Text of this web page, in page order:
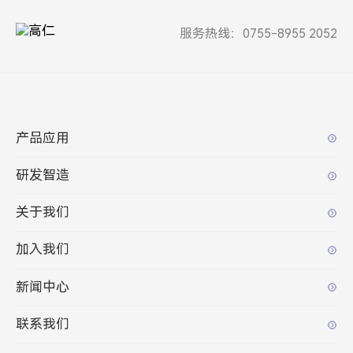
服务热线：0755-8955 2052
产品应用
研发智造
关于我们
加入我们
新闻中心
联系我们